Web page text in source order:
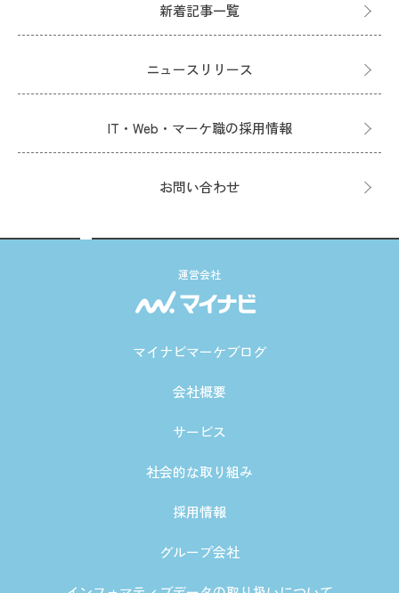
新着記事一覧
ニュースリリース
IT・Web・マーケ職の採用情報
お問い合わせ
運営会社
マイナビマーケブログ
会社概要
サービス
社会的な取り組み
採用情報
グループ会社